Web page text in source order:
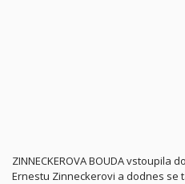
ZINNECKEROVA BOUDA vstoupila
Ernestu Zinneckerovi a dodnes se